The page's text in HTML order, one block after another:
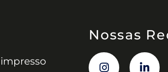
Nossas